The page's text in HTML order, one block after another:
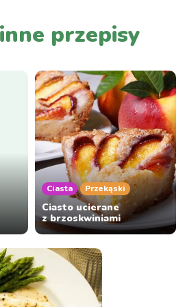
przepisy
Ciasta Przekąski
Ciasto ucierane
z brzoskwiniami